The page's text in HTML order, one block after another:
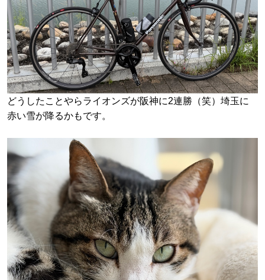
どうしたことやらライオンズが阪神に2連勝（笑）埼玉に
赤い雪が降るかもです。